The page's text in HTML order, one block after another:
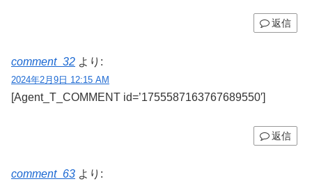
返信
comment_32 より:
2024年2月9日 12:15 AM
[Agent_T_COMMENT id=’1755587163767689550′]
返信
comment_63 より: